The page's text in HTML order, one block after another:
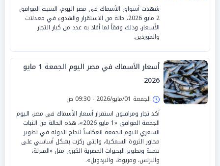
شهدت أسواق الأسماك في مصر اليوم، السبت الموافق
2 مايو 2026، حالة من الاستقرار والهدوء في معدلات
الأسعار، وذلك وفقاً لما أفاد به عدد من كبار التجار
والموردين.
أسعار الأسماك في مصر اليوم الجمعة 1 مايو
2026
الجمعة 01/مايو/2026 - 09:30 ص
أكد تجار ومراقبون استقرار أسعار الأسماك في مصر، اليوم
الجمعة الموافق «1 مايو 2026»، هذه الحالة من الثبات
السعري لليوم الجمعة انعكاساً لنجاح الدولة في تطوير
محاور الثروة السمكية، والتي ركزت بشكل أساسي على
تنمية وتطوير البحيرات المصرية الكبرى مثل «المنزلة،
والبرلس، ومريوط، والبردويل».